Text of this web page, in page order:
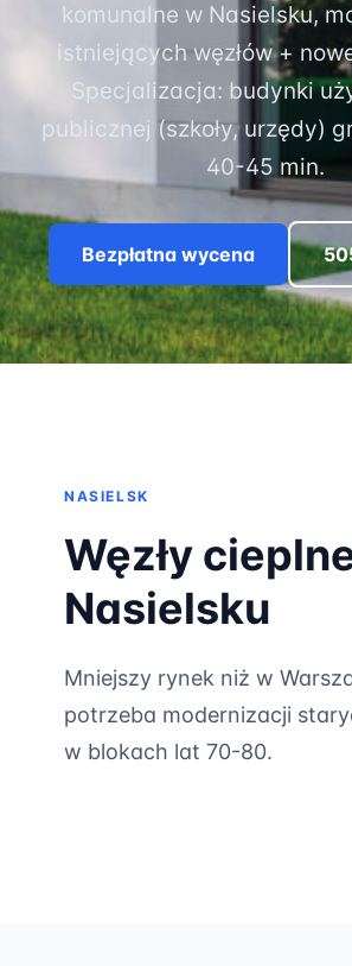
komunalne w Nasielsku,
istniejących węzłów +
Specjalizacja: budynki
publicznej (szkoły, urzędy)
40-45 min.
Bezpłatna wycena
NASIELSK
Węzły
Nasielsku
Mniejszy rynek niż w
potrzeba modernizacji
w blokach lat 70-80.